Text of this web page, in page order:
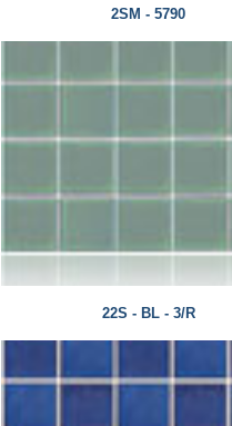
2SM - 5790
22S - BL - 3/R